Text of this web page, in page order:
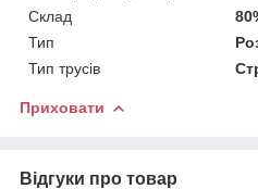
Склад
Тип
Тип трусів
Приховати
Відгуки про товар